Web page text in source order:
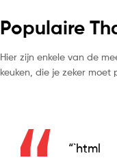
Populaire
Hier zijn enkele van de
keuken, die je zeker moet
“`html